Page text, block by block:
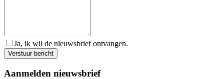
Ja, ik wil de nieuwsbrief ontvangen.
Aanmelden nieuwsbrief